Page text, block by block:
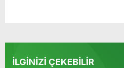
İLGİNİZİ ÇEKEBİLİR